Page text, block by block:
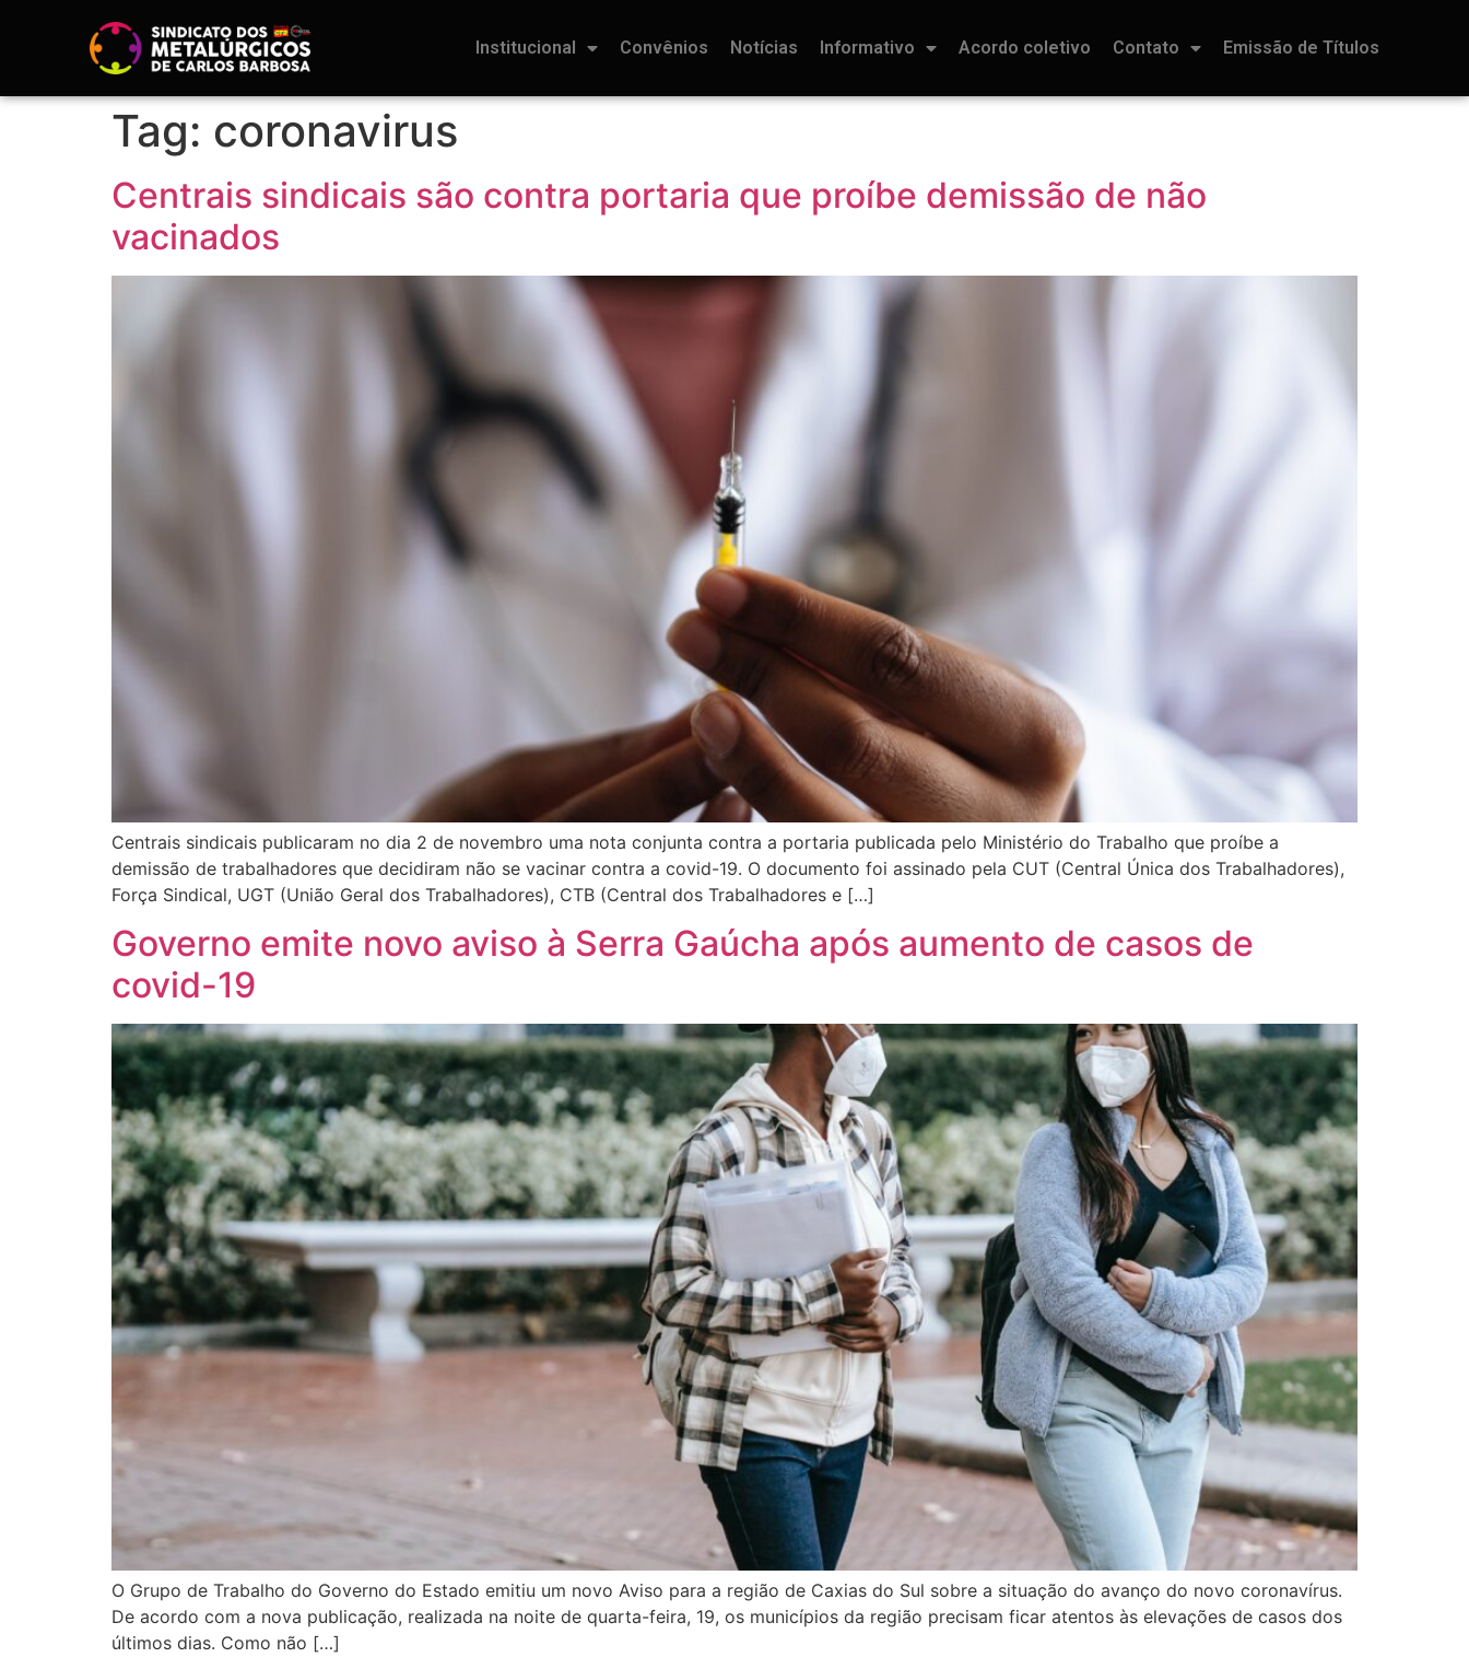
Institucional Convênios Notícias Informativo Acordo coletivo Contato Emissão de Títulos
Tag: coronavirus
Centrais sindicais são contra portaria que proíbe demissão de não
vacinados
Centrais sindicais publicaram no dia 2 de novembro uma nota conjunta contra a portaria publicada pelo Ministério do Trabalho que proíbe a
demissão de trabalhadores que decidiram não se vacinar contra a covid-19. O documento foi assinado pela CUT (Central Única dos Trabalhadores),
Força Sindical, UGT (União Geral dos Trabalhadores), CTB (Central dos Trabalhadores e […]
Governo emite novo aviso à Serra Gaúcha após aumento de casos de
covid-19
O Grupo de Trabalho do Governo do Estado emitiu um novo Aviso para a região de Caxias do Sul sobre a situação do avanço do novo coronavírus.
De acordo com a nova publicação, realizada na noite de quarta-feira, 19, os municípios da região precisam ficar atentos às elevações de casos dos
últimos dias. Como não […]